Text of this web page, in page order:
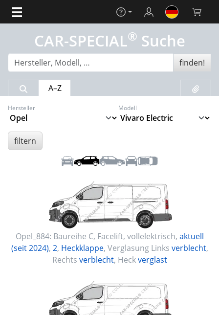
Hilfe Login
CAR-SPECIAL® Suche
finden!
Suchergebnis
A–Z
Hersteller Modell
filtern
FrontLinks RechtsHeckDach
Opel_884: Baureihe C, Facelift, vollelektrisch, aktuell
(seit 2024), 2, Heckklappe, Verglasung Links verblecht,
Rechts verblecht, Heckverglast